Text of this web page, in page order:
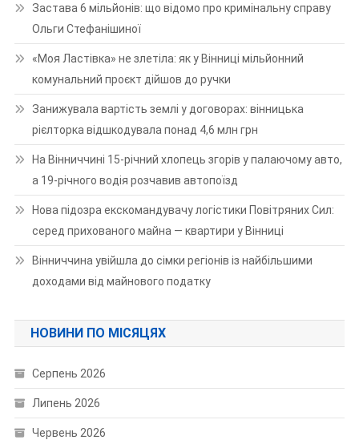
Застава 6 мільйонів: що відомо про кримінальну справу
Ольги Стефанішиної
«Моя Ластівка» не злетіла: як у Вінниці мільйонний
комунальний проєкт дійшов до ручки
Занижувала вартість землі у договорах: вінницька
рієлторка відшкодувала понад 4,6 млн грн
На Вінниччині 15-річний хлопець згорів у палаючому авто,
а 19-річного водія розчавив автопоїзд
Нова підозра екскомандувачу логістики Повітряних Сил:
серед прихованого майна — квартири у Вінниці
Вінниччина увійшла до сімки регіонів із найбільшими
доходами від майнового податку
НОВИНИ ПО МІСЯЦЯХ
Серпень 2026
Липень 2026
Червень 2026